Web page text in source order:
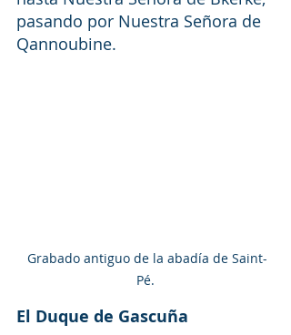
pasando por Nuestra Señora de
Qannoubine.
Pé.
El Duque de Gascuña